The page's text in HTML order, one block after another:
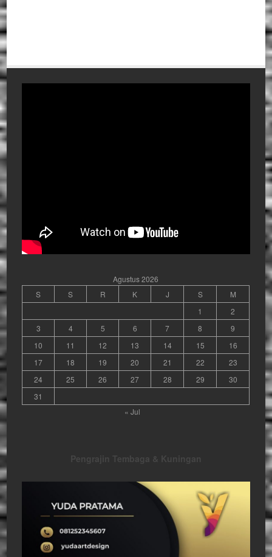
Agustus 2026
S
S R K J S
M
1
2
3
4 5 6 7 8
9
10
11 12 13 14 15
16
17
18 19 20 21 22
23
24
25 26 27 28 29
30
31
« Jul
Pengrajin Tembaga & Kuningan